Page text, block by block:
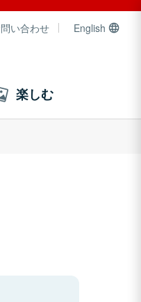
い合わせ English
楽しむ